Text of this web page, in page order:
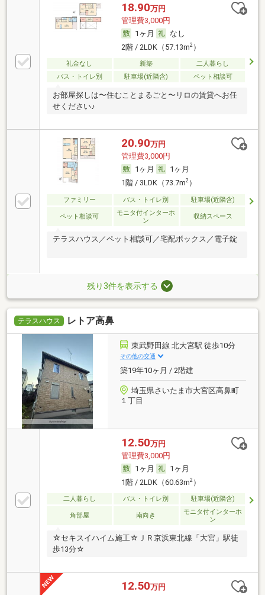
18.90万円
管理費3,000円
1ヶ月
なし
2階 / 2LDK（57.13m2）
礼金なし 新築
二人暮らし
バス・トイレ別
駐車場(近隣含) ペット相談可
お部屋探しは〜住むことまるごと〜リロの賃貸へお任
せください♪
20.90万円
管理費3,000円
1ヶ月
1ヶ月
1階 / 3LDK（73.7m2）
ファミリー バス・トイレ別 駐車場(近隣含)
ペット相談可
モニタ付インターホ
ン
収納スペース
テラスハウス／ペット相談可／宅配ボックス／電子錠
残り3件を表示する
テラスハウス レトア高鼻
東武野田線 北大宮駅 徒歩10分
その他の交通
築19年10ヶ月 / 2階建
埼玉県さいたま市大宮区高鼻町
１丁目
12.50万円
管理費3,000円
1ヶ月
1ヶ月
1階 / 2LDK（60.63m2）
二人暮らし バス・トイレ別 駐車場(近隣含)
角部屋 南向き
モニタ付インターホ
ン
☆セキスイハイム施工☆ＪＲ京浜東北線「大宮」駅徒
歩13分☆
12.50万円